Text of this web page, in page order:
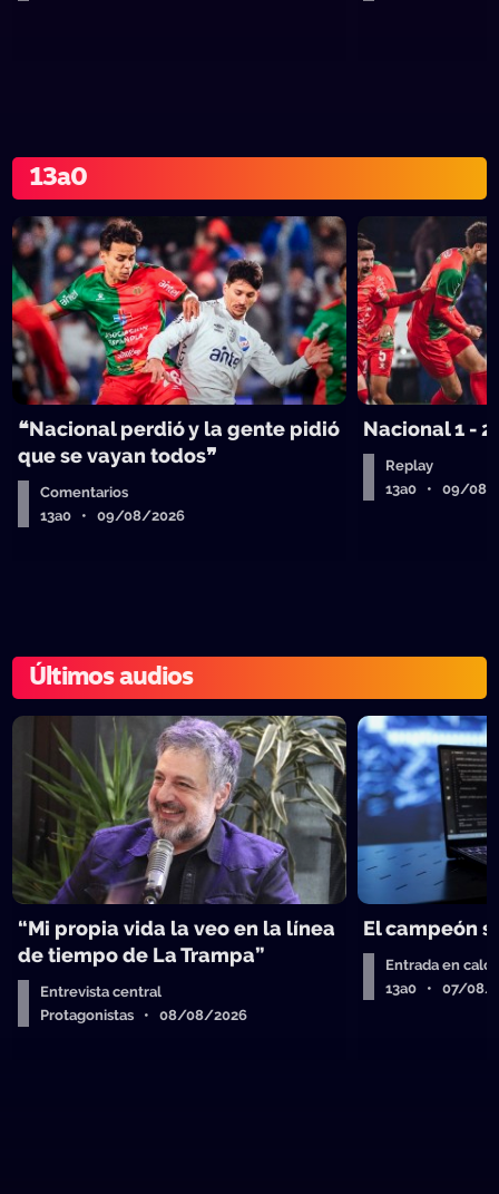
13a0
❝Nacional perdió y la gente pidió
que se vayan todos❞
Comentarios
13a0 • 09/08/2026
Nacional 1 -
Replay
13a0 • 09/08/
Últimos audios
“Mi propia vida la veo en la línea
de tiempo de La Trampa”
Entrevista central
Protagonistas • 08/08/2026
El campeón
Entrada en calor
13a0 • 07/08/